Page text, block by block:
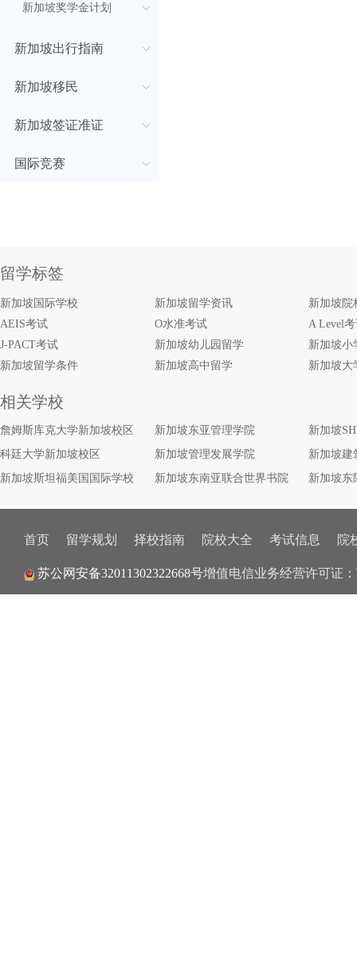
新加坡奖学金计划
新加坡出行指南
新加坡移民
新加坡签证准证
国际竞赛
留学标签
新加坡国际学校 新加坡留学资讯
新加坡院
AEIS考试
O水准考试
A Level
J-PACT考试
新加坡幼儿园留学
新加坡小
新加坡留学条件
新加坡高中留学 新加坡大
相关学校
詹姆斯库克大学新加坡校区 新加坡东亚管理学院
新加坡
科廷大学新加坡校区
新加坡管理发展学院
新加坡建
新加坡斯坦福美国国际学校
新加坡东南亚联合世界书院 新加坡东
首页 留学规划 择校指南 院校大全 考试信息 院
苏公网安备32011302322668号增值电信业务经营许可证：